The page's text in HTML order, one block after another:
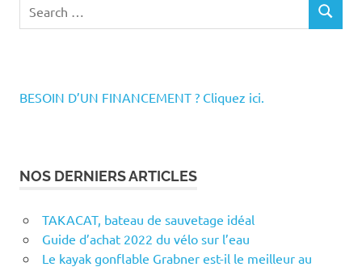
for:
SEARCH
BESOIN D’UN FINANCEMENT ? Cliquez ici.
NOS DERNIERS ARTICLES
TAKACAT, bateau de sauvetage idéal
Guide d’achat 2022 du vélo sur l’eau
Le kayak gonflable Grabner est-il le meilleur au